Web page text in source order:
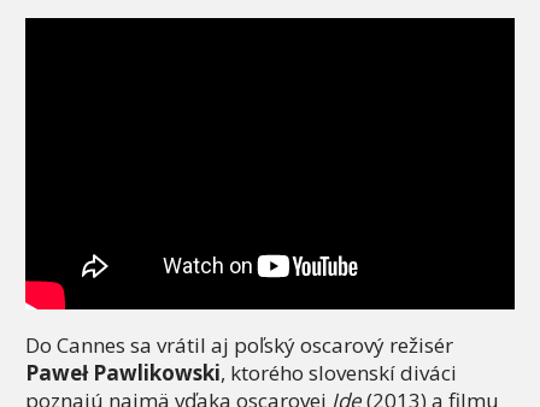
Do Cannes sa vrátil aj poľský oscarový režisér
Paweł Pawlikowski, ktorého slovenskí diváci
poznajú najmä vďaka oscarovej Ide(2013) a filmu